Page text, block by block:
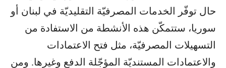
حال توفّر الخدمات المصرفيّة التقليديّة في لبنان أو
سوريا، ستتمكّن هذه الأنشطة من الاستفادة من
التسهيلات المصرفيّة، مثل فتح الاعتمادات
والاعتمادات المستنديّة المؤجّلة الدفع وغيرها. ومن